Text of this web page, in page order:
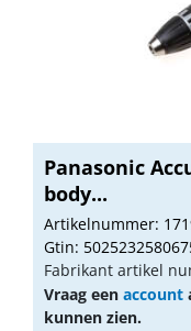
Panasonic
body...
Artikelnummer:
Gtin:
Fabrikant artikel
Vraag een account
kunnen zien.